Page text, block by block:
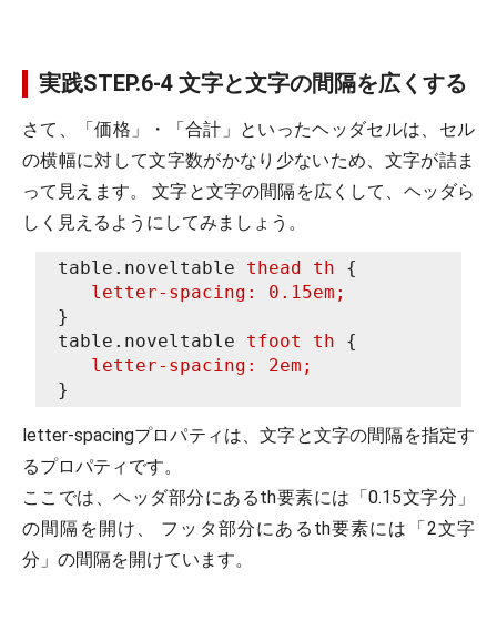
実践STEP.6-4 文字と文字の間隔を広くする
さて、「価格」・「合計」といったヘッダセルは、セル
の横幅に対して文字数がかなり少ないため、文字が詰ま
って見えます。 文字と文字の間隔を広くして、ヘッダら
しく見えるようにしてみましょう。
table.noveltable thead th {
letter-spacing : 0.15em;
}
table.noveltable tfoot th {
letter-spacing : 2em;
}
letter-spacingプロパティは、文字と文字の間隔を指定す
るプロパティです。
ここでは、ヘッダ部分にあるth要素には「0.15文字分」
の間隔を開け、 フッタ部分にあるth要素には「2文字
分」の間隔を開けています。